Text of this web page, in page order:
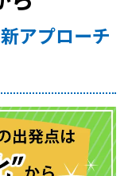
アプローチ